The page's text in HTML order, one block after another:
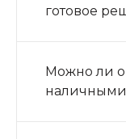
готовое
Можно ли